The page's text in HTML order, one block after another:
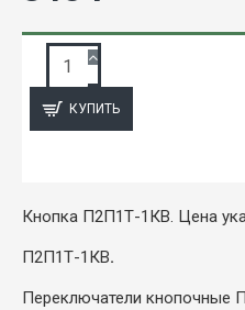
КУПИТЬ
Кнопка П2П1Т-1КВ. Цена
П2П1Т-1КВ.
Переключатели